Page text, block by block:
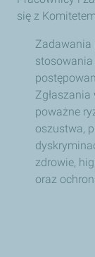
się z
Zadawania
stosowania
poważne
oszustwa,
zdrowie,
oraz